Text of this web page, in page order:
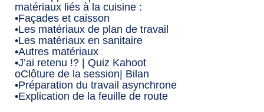
matériaux liés à la cuisine :
•Façades et caisson
•Les matériaux de plan de travail
•Les matériaux en sanitaire
•Autres matériaux
•J’ai retenu !? | Quiz Kahoot
oClôture de la session| Bilan
•Préparation du travail asynchrone
•Explication de la feuille de route